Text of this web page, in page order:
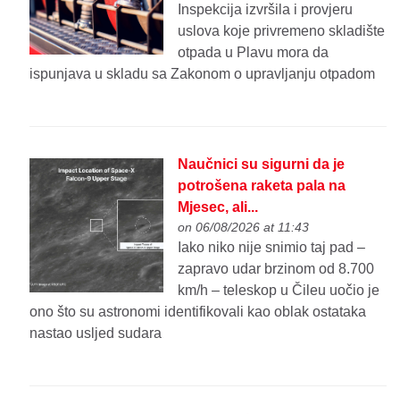
Inspekcija izvršila i provjeru
uslova koje privremeno skladište
otpada u Plavu mora da
ispunjava u skladu sa Zakonom o upravljanju otpadom
Naučnici su sigurni da je
potrošena raketa pala na
Mjesec, ali...
on 06/08/2026 at 11:43
Iako niko nije snimio taj pad –
zapravo udar brzinom od 8.700
km/h – teleskop u Čileu uočio je
ono što su astronomi identifikovali kao oblak ostataka
nastao usljed sudara